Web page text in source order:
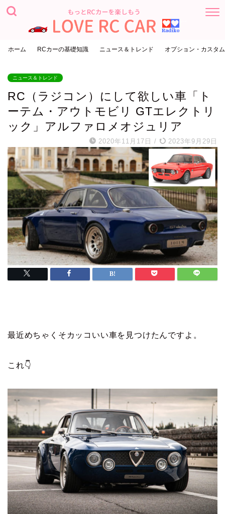
ホーム RCカーの基礎知識 ニュース＆トレンド オプション・カスタム
ニュース＆トレンド
RC（ラジコン）にして欲しい車「ト
ーテム・アウトモビリ GTエレクトリ
ック」アルファロメオジュリア
2020年11月17日 / 2023年9月29日
最近めちゃくそカッコいい車を見つけたんですよ。
これ👇